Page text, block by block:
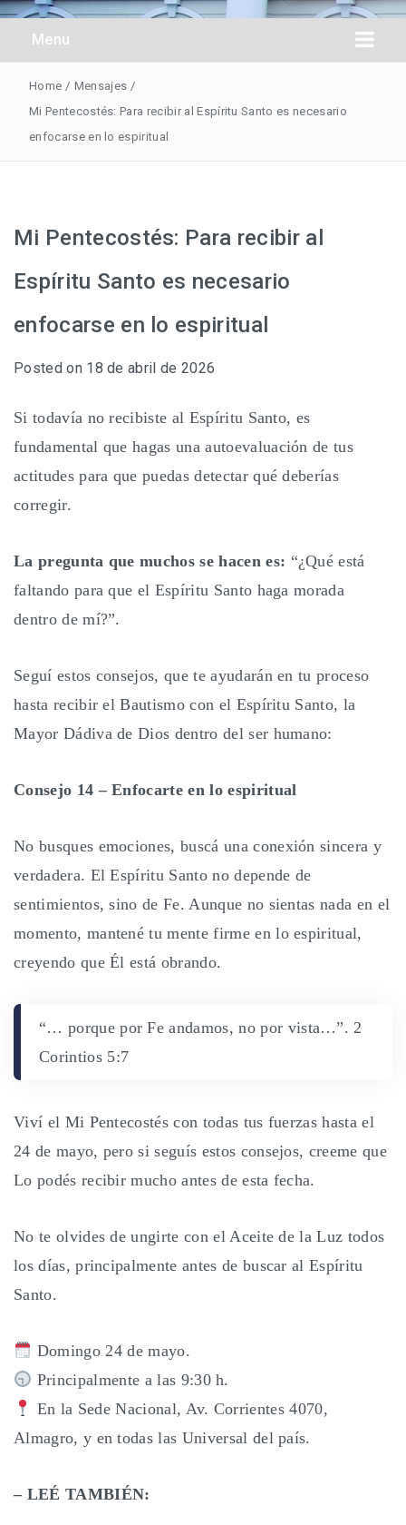
Obreros Universal
Menu
Home / Mensajes /
Mi Pentecostés: Para recibir al Espíritu Santo es necesario
enfocarse en lo espiritual
Mi Pentecostés: Para recibir al
Espíritu Santo es necesario
enfocarse en lo espiritual
Posted on 18 de abril de 2026
Si todavía no recibiste al Espíritu Santo, es
fundamental que hagas una autoevaluación de tus
actitudes para que puedas detectar qué deberías
corregir.
La pregunta que muchos se hacen es: “¿Qué está
faltando para que el Espíritu Santo haga morada
dentro de mí?”.
Seguí estos consejos, que te ayudarán en tu proceso
hasta recibir el Bautismo con el Espíritu Santo, la
Mayor Dádiva de Dios dentro del ser humano:
Consejo 14 – Enfocarte en lo espiritual
No busques emociones, buscá una conexión sincera y
verdadera. El Espíritu Santo no depende de
sentimientos, sino de Fe. Aunque no sientas nada en el
momento, mantené tu mente firme en lo espiritual,
creyendo que Él está obrando.
“… porque por Fe andamos, no por vista…”. 2
Corintios 5:7
Viví el Mi Pentecostés con todas tus fuerzas hasta el
24 de mayo, pero si seguís estos consejos, creeme que
Lo podés recibir mucho antes de esta fecha.
No te olvides de ungirte con el Aceite de la Luz todos
los días, principalmente antes de buscar al Espíritu
Santo.
Domingo 24 de mayo.
Principalmente a las 9:30 h.
En la Sede Nacional, Av. Corrientes 4070,
Almagro, y en todas las Universal del país.
– LEÉ TAMBIÉN: